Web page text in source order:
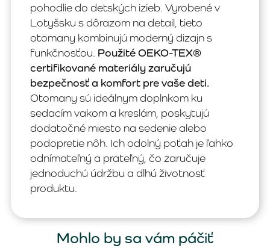
pohodlie do detských izieb. Vyrobené v
Lotyšsku s dôrazom na detail, tieto
otomany kombinujú moderný dizajn s
funkčnosťou. Použité OEKO-TEX®
certifikované materiály zaručujú
bezpečnosť a komfort pre vaše deti.
Otomany sú ideálnym doplnkom ku
sedacím vakom a kreslám, poskytujú
dodatočné miesto na sedenie alebo
podopretie nôh. Ich odolný poťah je ľahko
odnímateľný a prateľný, čo zaručuje
jednoduchú údržbu a dlhú životnosť
produktu.
Mohlo by sa vám páčiť